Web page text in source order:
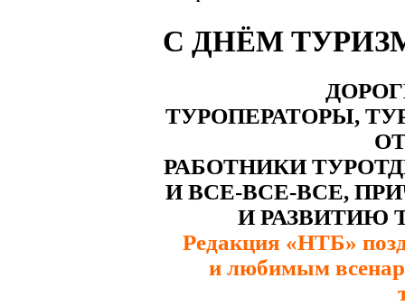
С ДНЁМ
ТУРОПЕРАТОРЫ,
РАБОТНИКИ
И ВСЕ-ВСЕ-ВСЕ,
И РАЗВИТИЮ
Редакция «НТБ»
и любимым